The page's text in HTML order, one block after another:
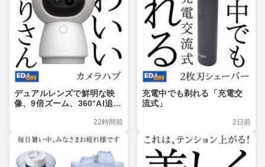
デュアルレンズで鮮明な映
像、9倍ズーム、360°Al追
22時間前
充電中でも剃れる「充電交
流式」
2日前